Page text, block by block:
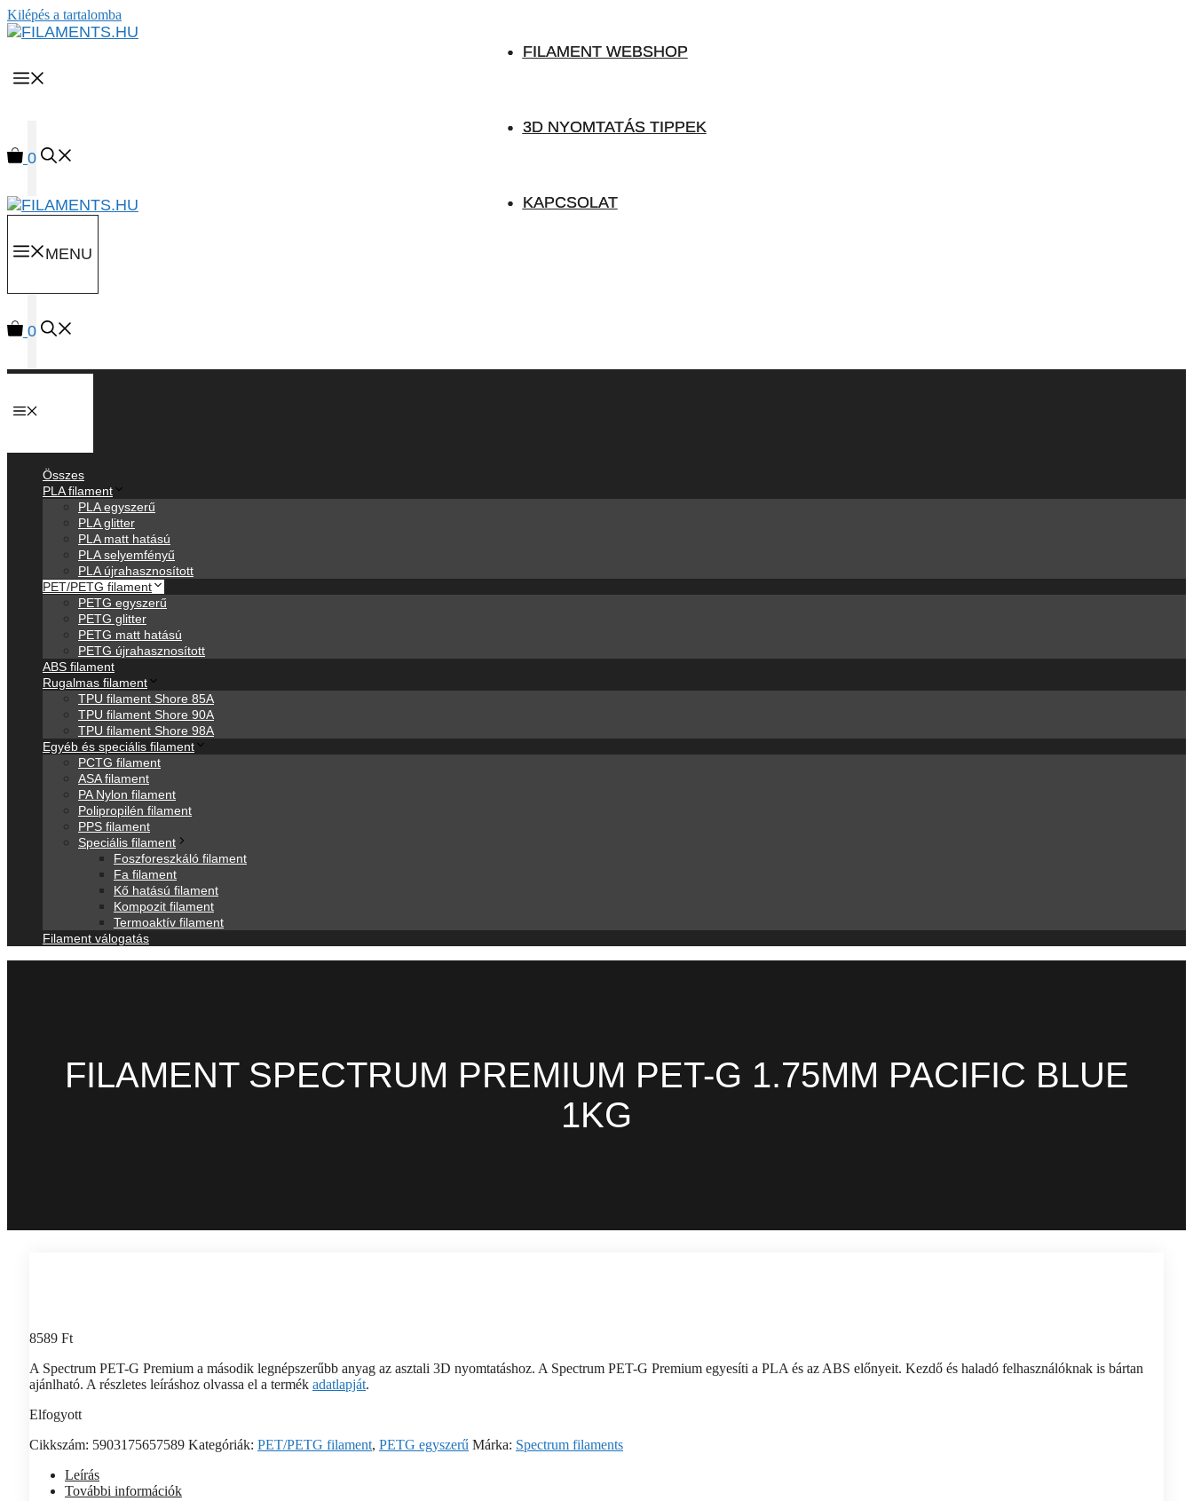
Kilépés a tartalomba
FILAMENT WEBSHOP
3D NYOMTATÁS TIPPEK
KAPCSOLAT
0
MENU
FILAMENT WEBSHOP
3D NYOMTATÁS TIPPEK
KAPCSOLAT
0
Összes
PLA filament
PLA egyszerű
PLA glitter
PLA matt hatású
PLA selyemfényű
PLA újrahasznosított
PET/PETG filament
PETG egyszerű
PETG glitter
PETG matt hatású
PETG újrahasznosított
ABS filament
Rugalmas filament
TPU filament Shore 85A
TPU filament Shore 90A
TPU filament Shore 98A
Egyéb és speciális filament
PCTG filament
ASA filament
PA Nylon filament
Polipropilén filament
PPS filament
Speciális filament
Foszforeszkáló filament
Fa filament
Kő hatású filament
Kompozit filament
Termoaktív filament
Filament válogatás
FILAMENT SPECTRUM PREMIUM PET-G 1.75MM PACIFIC BLUE
1KG
8589 Ft
A Spectrum PET-G Premium a második legnépszerűbb anyag az asztali 3D nyomtatáshoz. A Spectrum PET-G Premium egyesíti a PLA és az ABS előnyeit. Kezdő és haladó felhasználóknak is bártan
ajánlható. A részletes leíráshoz olvassa el a termék adatlapját.
Elfogyott
Cikkszám: 5903175657589 Kategóriák: PET/PETG filament, PETG egyszerű Márka: Spectrum filaments
Leírás
További információk